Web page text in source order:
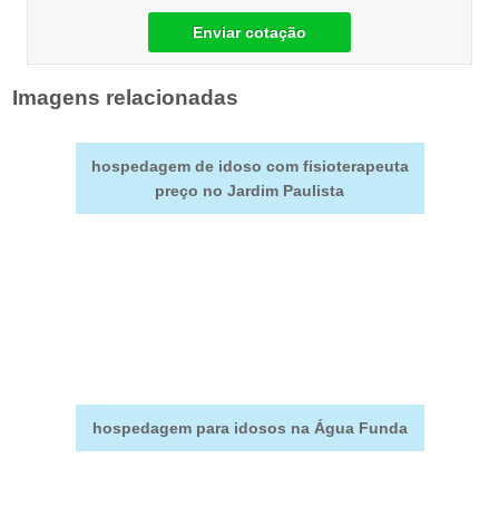
Enviar cotação
Imagens relacionadas
hospedagem de idoso com fisioterapeuta
preço no Jardim Paulista
hospedagem para idosos na Água Funda